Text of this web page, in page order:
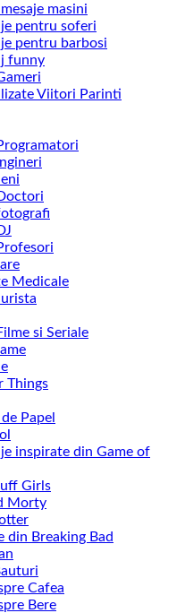
masini
pentru soferi
pentru barbosi
funny
Viitori Parinti
Medicale
si Seriale
Things
Papel
inspirate din Game of
Girls
Morty
din Breaking Bad
Cafea
Bere